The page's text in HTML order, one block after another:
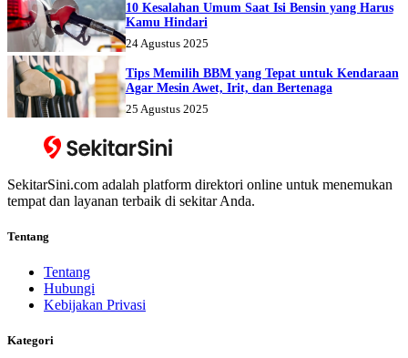
10 Kesalahan Umum Saat Isi Bensin yang Harus
Kamu Hindari
24 Agustus 2025
Tips Memilih BBM yang Tepat untuk Kendaraan
Agar Mesin Awet, Irit, dan Bertenaga
25 Agustus 2025
SekitarSini.com adalah platform direktori online untuk menemukan
tempat dan layanan terbaik di sekitar Anda.
Tentang
Tentang
Hubungi
Kebijakan Privasi
Kategori